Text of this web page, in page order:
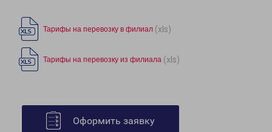
Тарифы на перевозку в филиал (xls)
Тарифы на перевозку из филиала (xls)
Оформить заявку